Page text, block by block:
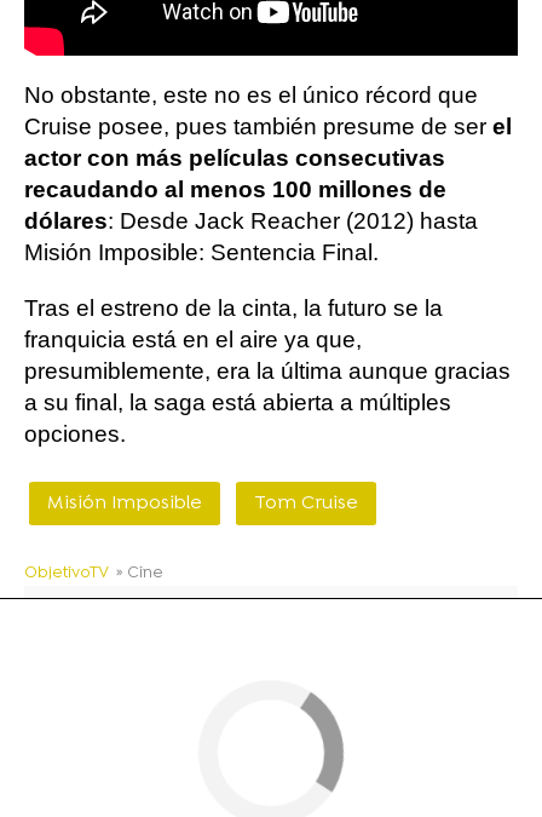
No obstante, este no es el único récord que
Cruise posee, pues también presume de ser el
actor con más películas consecutivas
recaudando al menos 100 millones de
dólares: Desde Jack Reacher (2012) hasta
Misión Imposible: Sentencia Final.
Tras el estreno de la cinta, la futuro se la
franquicia está en el aire ya que,
presumiblemente, era la última aunque gracias
a su final, la saga está abierta a múltiples
opciones.
Misión Imposible Tom Cruise
ObjetivoTV » Cine